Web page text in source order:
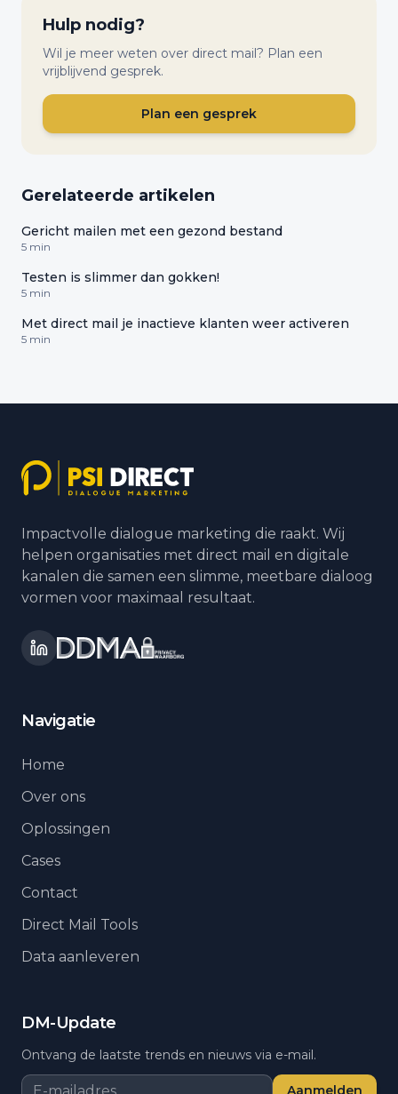
Hulp nodig?
Wil je meer weten over direct mail? Plan een
vrijblijvend gesprek.
Plan een gesprek
Gerelateerde artikelen
Gericht mailen met een gezond bestand
5 min
Testen is slimmer dan gokken!
5 min
Met direct mail je inactieve klanten weer activeren
5 min
Impactvolle dialogue marketing die raakt. Wij
helpen organisaties met direct mail en digitale
kanalen die samen een slimme, meetbare dialoog
vormen voor maximaal resultaat.
Navigatie
Home
Over ons
Oplossingen
Cases
Contact
Direct Mail Tools
Data aanleveren
DM-Update
Ontvang de laatste trends en nieuws via e-mail.
Aanmelden